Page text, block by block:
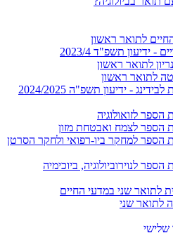
לתואר ראשון
- ידיעון תשפ"ד 2023/4
לתואר ראשון
לתואר ראשון
- ידיעון תשפ"ה 2024/2025
הספר לזואולוגיה
הספר לצמח ואבטחת מזון
הספר למחקר ביו-רפואי ולחקר הסרטן
לנוירוביולוגיה, ביוכימיה
לתואר שני במדעי החיים
לתואר שני
שלישי